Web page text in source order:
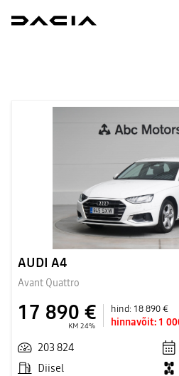
AUDI A4
Avant Quattro
17 890 €
KM 24%
hind: 18 890 €
hinnavõit: 1
203 824
Diisel